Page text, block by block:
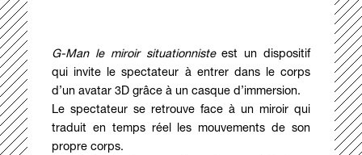
G-Man le miroir situationnisteest un dispositif
qui invite le spectateur à entrer dans le corps
d’un avatar 3D grâce à un casque d’immersion.
Le spectateur se retrouve face à un miroir qui
traduit en temps réel les mouvements de son
propre corps.